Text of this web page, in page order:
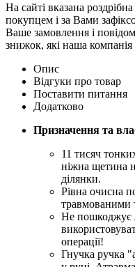
На сайті вказана
покупцем і за Вами
Ваше замовлення і
знижок, які наша
Опис
Відгуки про товар
Поставити питання
Додатково
Призначення та
11 тисяч
ніжна щетина
ділянки.
Рівна очисна
травмованими
Не пошкоджує
операції!
Гнучка ручка